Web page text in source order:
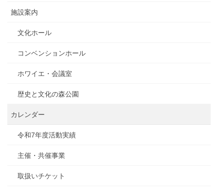
施設案内
文化ホール
コンベンションホール
ホワイエ・会議室
歴史と文化の森公園
カレンダー
令和7年度活動実績
主催・共催事業
取扱いチケット